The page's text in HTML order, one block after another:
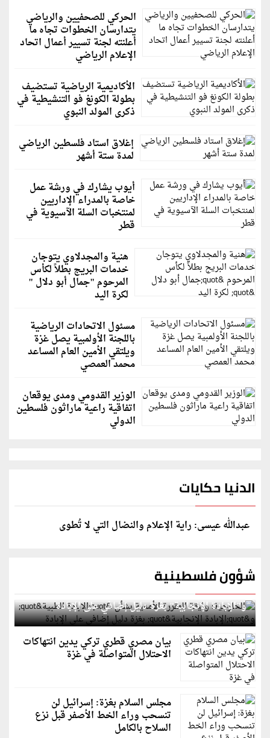
الحركي للصحفيين والرياضي
يتدارسان الخطوات تجاه ما
أعلنته لجنة تسيير أعمال اتحاد
الإعلام الرياضي
الأكاديمية الرياضية تستضيف
بطولة الكونغ فو التنشيطية في
ذكرى المولد النبوي
إغلاق استاد فلسطين الرياضي
لمدة ستة أشهر
أيوب يشارك في ورشة عمل
خاصة بالمدراء الإداريين
لمنتخبات السلة الآسيوية في
قطر
هنية والمجدلاوي يتوجان
خدمات البريج بطلاً لكأس
المرحوم "جمال أبو دلال "
لكرة اليد
مسئول الاتحادات الرياضية
باللجنة الأولمبية يصل غزة
ويلتقي الأمين العام المساعد
محمد العمصي
الوزير القدومي ومدى يوقعان
اتفاقية راعية ماراثون فلسطين
الدولي
الدنيا حكايات
عبدالله عيسى: راية الإعلام والنضال التي لا تُطوى
شؤون فلسطينية
الخارجية: وثيقة المقررة الأممية بشأن "الإبادة الطبية"
و"الإبادة الإنجابية" بغزة دليل إضافي على الإبادة
بيان مصري قطري تركي يدين انتهاكات
الاحتلال المتواصلة في غزة
مجلس السلام بغزة: إسرائيل لن
تنسحب وراء الخط الأصفر قبل نزع
السلاح بالكامل